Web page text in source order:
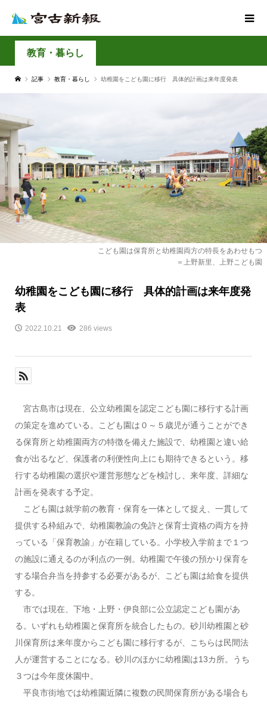
教育・暮らし
記事 教育・暮らし 幼稚園をこども園に移行 具体的計画は来年度発表
こども園は保育所と幼稚園両方の特長をあわせもつ
＝上野新里、上野こども園
幼稚園をこども園に移行 具体的計画は来年度発
表
2022.10.21 286 views
宮古島市は現在、公立幼稚園を認定こども園に移行する計画
の策定を進めている。こども園は０～５歳児が通うことができ
る保育所と幼稚園両方の特徴を備えた施設で、幼稚園と違い給
食が出るなど、保護者の利便性向上にも期待できるという。移
行する幼稚園の選択や運営形態などを検討し、来年度、詳細な
計画を発表する予定。
こども園は就学前の教育・保育を一体として捉え、一貫して
提供する枠組みで、幼稚園教諭の免許と保育士資格の両方を持
っている「保育教諭」が在籍している。小学校入学前まで１つ
の施設に通えるのが利点の一例。幼稚園で午後の預かり保育を
する場合弁当を持参する必要があるが、こども園は給食を提供
する。
市では現在、下地・上野・伊良部に公立認定こども園があ
る。いずれも幼稚園と保育所を統合したもの。砂川幼稚園と砂
川保育所は来年度からこども園に移行するが、こちらは民間法
人が運営することになる。砂川のほかに幼稚園は13カ所。うち
３つは今年度休園中。
平良市街地では幼稚園近隣に複数の民間保育所がある場合も